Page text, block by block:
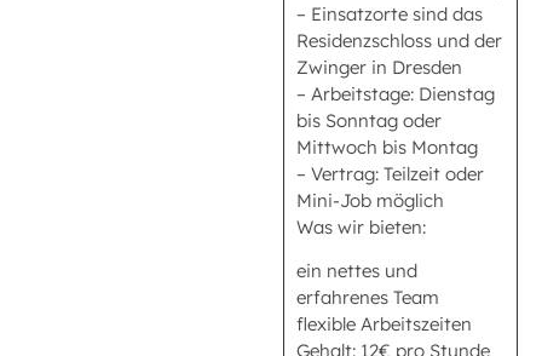
– Einsatzorte sind das
Residenzschloss und der
Zwinger in Dresden
– Arbeitstage: Dienstag
bis Sonntag oder
Mittwoch bis Montag
– Vertrag: Teilzeit oder
Mini-Job möglich
Was wir bieten:
ein nettes und
erfahrenes Team
flexible Arbeitszeiten
Gehalt: 12€ pro Stunde